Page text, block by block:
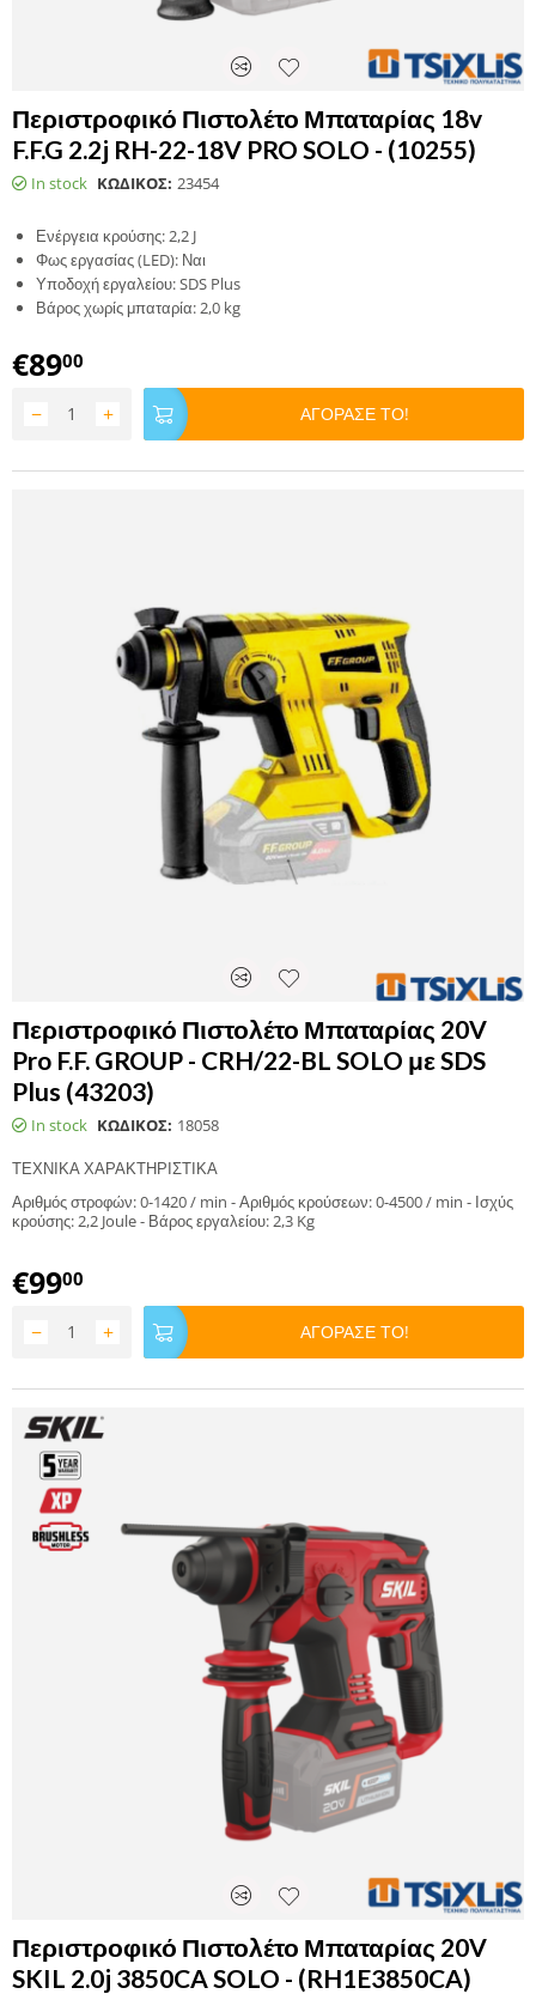
Περιστροφικό Πιστολέτο Μπαταρίας 18v
F.F.G 2.2j RH-22-18V PRO SOLO - (10255)
In stock ΚΩΔΙΚΟΣ: 23454
Ενέργεια κρούσης: 2,2 J
Φως εργασίας (LED): Ναι
Υποδοχή εργαλείου: SDS Plus
Βάρος χωρίς μπαταρία: 2,0 kg
€8900
+
− ΑΓΟΡΑΣΕ ΤΟ!
Περιστροφικό Πιστολέτο Μπαταρίας 20V
Pro F.F. GROUP - CRH/22-BL SOLO με SDS
Plus (43203)
In stock ΚΩΔΙΚΟΣ: 18058
ΤΕΧΝΙΚΑ ΧΑΡΑΚΤΗΡΙΣΤΙΚΑ
Αριθμός στροφών: 0-1420 / min - Αριθμός κρούσεων: 0-4500 / min - Ισχύς
κρούσης: 2,2 Joule - Βάρος εργαλείου: 2,3 Kg
€9900
+
− ΑΓΟΡΑΣΕ ΤΟ!
Περιστροφικό Πιστολέτο Μπαταρίας 20V
SKIL 2.0j 3850CA SOLO - (RH1E3850CA)